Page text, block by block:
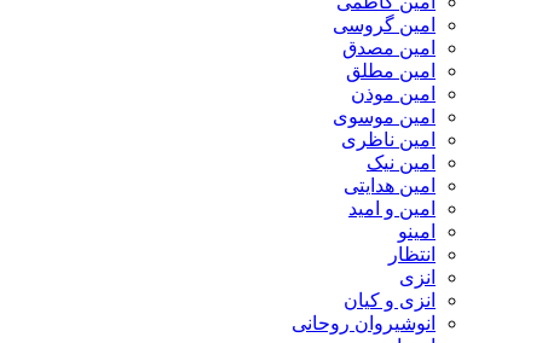
امین گروسی
امین مصدق
امین مطلق
امین موذن
امین موسوی
امین ناظری
امین نیک
امین هدایتی
امین و امید
امینو
انتظار
انزی
انزی و کیان
انوشیروان روحانی